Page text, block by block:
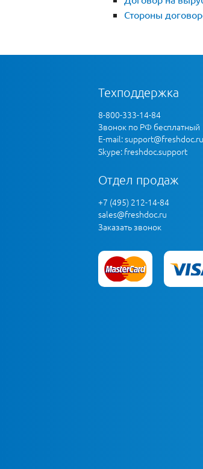
Стороны
Техподдержка
8-800-333-14-84
Звонок по РФ бесплатный
E-mail:support@freshdoc.ru
Skype: freshdoc.support
Отдел продаж
+7 (495) 212-14-84
sales@freshdoc.ru
Заказать звонок